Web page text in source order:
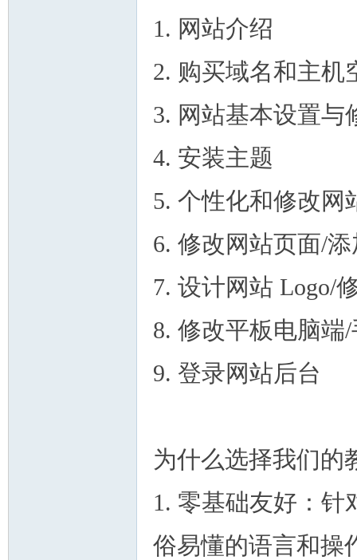
1. 网站介绍
2. 购买域名和主机
3. 网站基本设置与
4. 安装主题
5. 个性化和修改网
6. 修改网站页面/
7. 设计网站 Logo/
8. 修改平板电脑端
9. 登录网站后台
为什么选择我们的
1. 零基础友好：针
俗易懂的语言和操